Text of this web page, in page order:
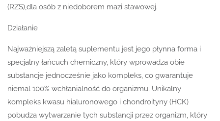
(RZS),dla osób z niedoborem mazi stawowej.
Działanie
Najważniejszą zaletą suplementu jest jego płynna forma i
specjalny łańcuch chemiczny, który wprowadza obie
substancje jednocześnie jako kompleks, co gwarantuje
niemal 100% wchłanialność do organizmu. Unikalny
kompleks kwasu hialuronowego i chondroityny (HCK)
pobudza wytwarzanie tych substancji przez organizm, który